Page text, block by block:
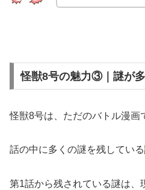
怪獣8号の魅力③｜謎が
怪獣8号は、ただのバトル漫画
話の中に多くの謎を残している
第1話から残されている謎は、